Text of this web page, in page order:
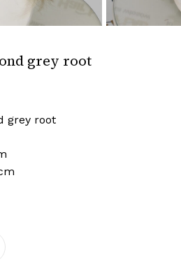
grey root
grey root